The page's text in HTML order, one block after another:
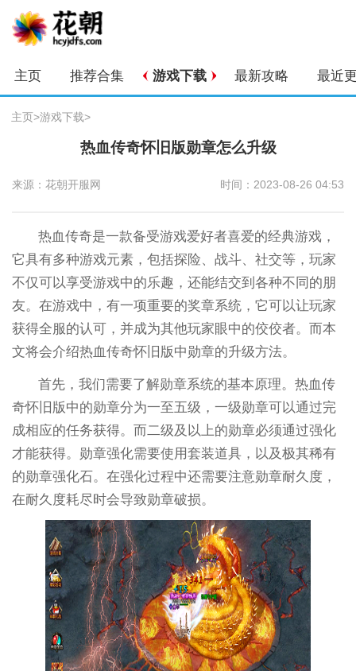
主页 推荐合集 游戏下载 最新攻略 最近
主页>游戏下载>
热血传奇怀旧版勋章怎么升级
来源：花朝开服网 时间：2023-08-26 04:53
热血传奇是一款备受游戏爱好者喜爱的经典游戏，
它具有多种游戏元素，包括探险、战斗、社交等，玩家
不仅可以享受游戏中的乐趣，还能结交到各种不同的朋
友。在游戏中，有一项重要的奖章系统，它可以让玩家
获得全服的认可，并成为其他玩家眼中的佼佼者。而本
文将会介绍热血传奇怀旧版中勋章的升级方法。
首先，我们需要了解勋章系统的基本原理。热血传
奇怀旧版中的勋章分为一至五级，一级勋章可以通过完
成相应的任务获得。而二级及以上的勋章必须通过强化
才能获得。勋章强化需要使用套装道具，以及极其稀有
的勋章强化石。在强化过程中还需要注意勋章耐久度，
在耐久度耗尽时会导致勋章破损。